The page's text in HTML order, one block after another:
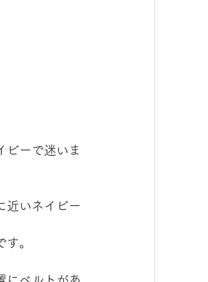
ビーで迷いま
近いネイビー
。